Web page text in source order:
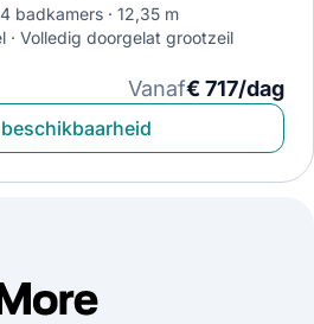
4 badkamers
12,35 m
Volledig doorgelat grootzeil
Vanaf€ 717/dag